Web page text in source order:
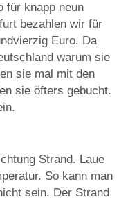
für knapp neun
bezahlen wir für
Euro. Da
warum sie
sie mal mit den
sie öfters gebucht.
Strand. Laue
So kann man
sein. Der Strand